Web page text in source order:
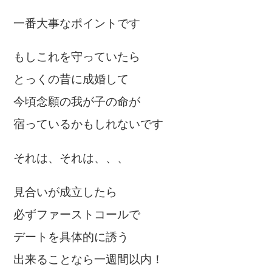
一番大事なポイントです
もしこれを守っていたら
とっくの昔に成婚して
今頃念願の我が子の命が
宿っているかもしれないです
それは、それは、、、
見合いが成立したら
必ずファーストコールで
デートを具体的に誘う
出来ることなら一週間以内！